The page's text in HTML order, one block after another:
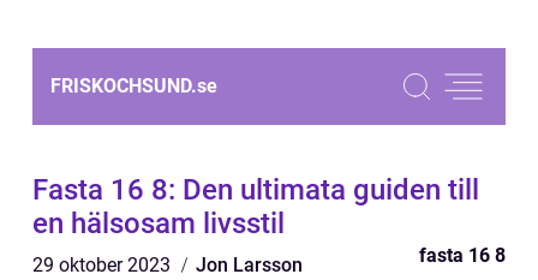
FRISKOCHSUND.se
Fasta 16 8: Den ultimata guiden till
en hälsosam livsstil
29 oktober 2023 Jon Larsson fasta 16 8